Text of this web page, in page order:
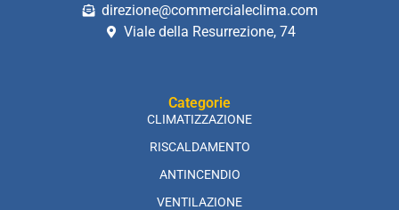
direzione@commercialeclima.com
Viale della Resurrezione, 74
Categorie
CLIMATIZZAZIONE
RISCALDAMENTO
ANTINCENDIO
VENTILAZIONE